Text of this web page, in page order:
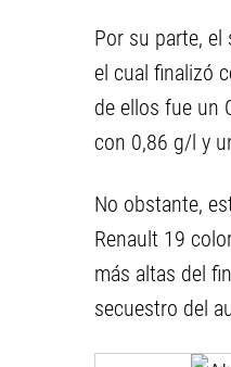
Por su parte,
el cual finalizó
de ellos fue un
con 0,86 g/l y
No obstante,
Renault 19
más altas del
secuestro del